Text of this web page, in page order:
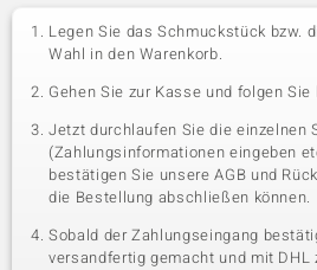
Legen Sie das Schmuckstück bzw.
Wahl in den Warenkorb.
Gehen Sie zur Kasse und folgen
Jetzt durchlaufen Sie die einzelnen
(Zahlungsinformationen eingeben
bestätigen Sie unsere AGB und
die Bestellung abschließen können.
Sobald der Zahlungseingang
versandfertig gemacht und mit DHL